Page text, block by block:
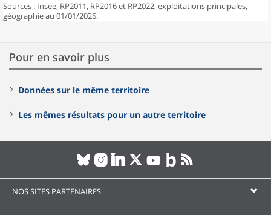
Sources : Insee, RP2011, RP2016 et RP2022, exploitations principales,
géographie au 01/01/2025.
Pour en savoir plus
Données sur le même territoire
Les mêmes résultats pour un autre territoire
NOS SITES PARTENAIRES